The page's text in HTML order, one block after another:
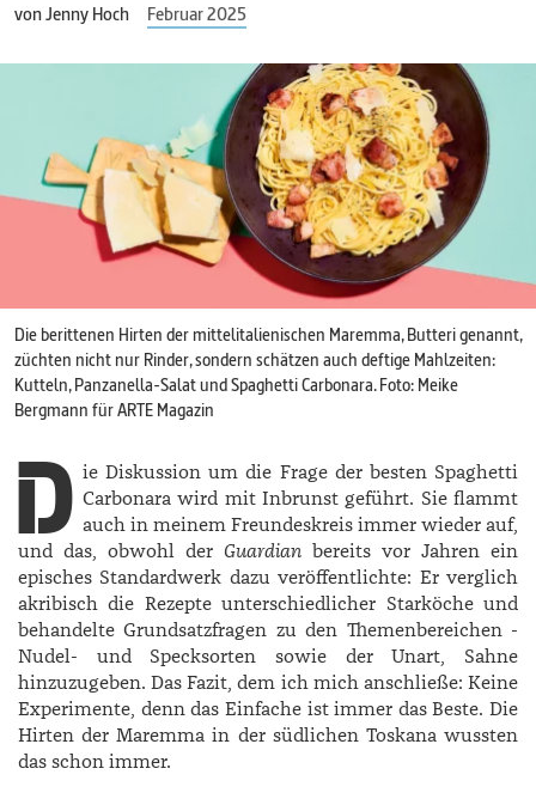
vonJenny Hoch Februar 2025
Die berittenen Hirten der mittelitalienischen Maremma, Butteri genannt,
züchten nicht nur Rinder, sondern schätzen auch deftige Mahlzeiten:
Kutteln, Panzanella-­Salat und Spaghetti Carbonara. Foto: Meike
Bergmann für ARTE Magazin
D ie Diskussion um die Frage der besten Spaghetti
Carbonara wird mit Inbrunst geführt. Sie flammt
auch in meinem Freundeskreis immer wieder auf,
und das, obwohl der Guardian bereits vor Jahren ein
episches Standardwerk dazu veröffentlichte: Er verglich
akribisch die Rezepte unterschiedlicher Starköche und
behandelte Grundsatzfragen zu den Themenbereichen ­
Nudel- und Specksorten sowie der Unart, Sahne
hinzuzugeben. Das Fazit, dem ich mich anschließe: Keine
Experimente, denn das Einfache ist immer das Beste. Die
Hirten der Maremma in der südlichen Toskana wussten
das schon immer.